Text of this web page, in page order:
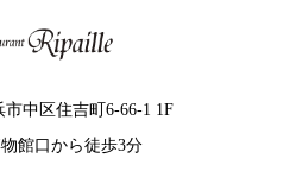
市中区住吉町6-66-1 1F
館口から徒歩3分